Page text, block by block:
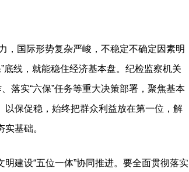
国际形势复杂严峻，不稳定不确定因素明
底线，就能稳住经济基本盘。纪检监察机关
落实“六保”任务等重大决策部署，聚焦基本
保促稳，始终把群众利益放在第一位，解
基础。
建设“五位一体”协同推进。要全面贯彻落实